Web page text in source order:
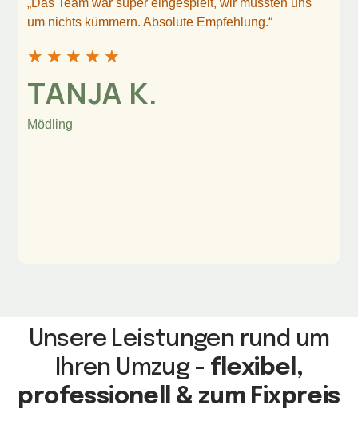
um nichts kümmern. Absolute Empfehlung.“
★ ★ ★ ★ ★
TANJA K.
Mödling
Unsere Leistungen rund um
Ihren Umzug - flexibel,
professionell & zum Fixpreis